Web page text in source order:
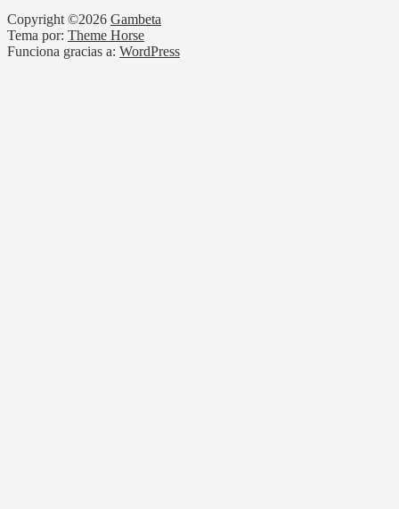
Copyright ©2026 Gambeta
Tema por: Theme Horse
Funciona gracias a: WordPress